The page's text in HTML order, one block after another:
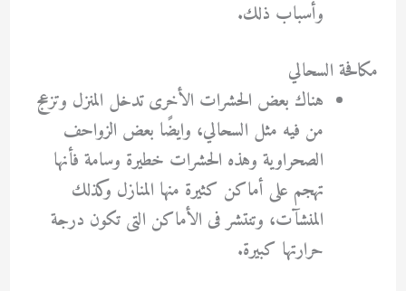
وأسباب ذلك.
مكافحة السحالي
هناك بعض الحشرات الأخرى تدخل المنزل وتزعج
من فيه مثل السحالي، وايضًا بعض الزواحف
الصحراوية وهذه الحشرات خطيرة وسامة فأنها
تهجم على أماكن كثيرة منها المنازل وكذلك
المنشآت، وتنتشر فى الأماكن التى تكون درجة
حرارتها كبيرة.